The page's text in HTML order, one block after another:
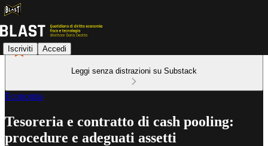
Iscriviti Accedi
Leggi senza distrazioni su Substack
Economia
Tesoreria e contratto di cash pooling:
procedure e adeguati assetti